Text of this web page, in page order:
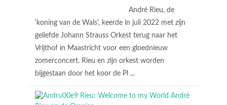
André Rieu, de
'koning van de Wals', keerde in juli 2022 met zijn
geliefde Johann Strauss Orkest terug naar het
Vrijthof in Maastricht voor een gloednieuw
zomerconcert. Rieu en zijn orkest worden
bijgestaan door het koor de Pl ...